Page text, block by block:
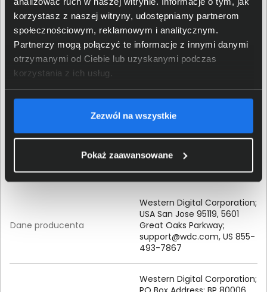
korzystasz z naszej witryny, udostępniamy partnerom
społecznościowym, reklamowym i analitycznym.
Partnerzy mogą połączyć te informacje z innymi danymi
otrzymanymi od Ciebie lub uzyskanymi podczas
korzystania z ich usług.
Zezwól na wszystkie
Pokaż zaawansowane
Waga produktu 0,75 kg
Wysokość (mm) 26
Szerokość (mm) 102
147
Szczegóły dotyczące zgodności produktu z
przepisami
Dane producenta
Western Digital Corporation;
USA San Jose 95119, 5601
Great Oaks Parkway;
support@wdc.com, US 855-
493-7867
Western Digital Corporation;